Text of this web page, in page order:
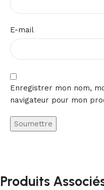
E-mail
Enregistrer mon nom,
navigateur pour mon
Produits